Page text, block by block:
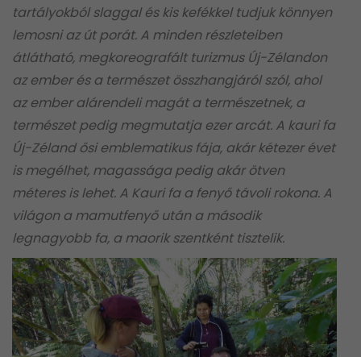
tartályokból slaggal és kis kefékkel tudjuk könnyen
lemosni az út porát. A minden részleteiben
átlátható, megkoreografált turizmus Új-Zélandon
az ember és a természet összhangjáról szól, ahol
az ember alárendeli magát a természetnek, a
természet pedig megmutatja ezer arcát. A kauri fa
Új-Zéland ősi emblematikus fája, akár kétezer évet
is megélhet, magassága pedig akár ötven
méteres is lehet. A Kauri fa a fenyő távoli rokona. A
világon a mamutfenyő után a második
legnagyobb fa, a maorik szentként tisztelik.